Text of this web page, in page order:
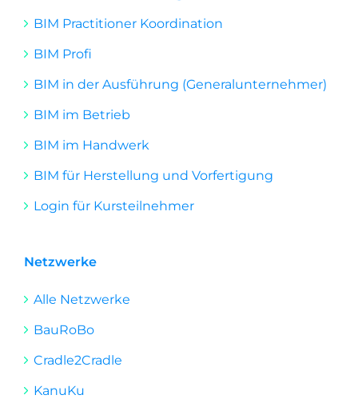
BIM Practitioner Koordination
BIM Profi
BIM in der Ausführung (Generalunternehmer)
BIM im Betrieb
BIM im Handwerk
BIM für Herstellung und Vorfertigung
Login für Kursteilnehmer
Netzwerke
Alle Netzwerke
BauRoBo
Cradle2Cradle
KanuKu